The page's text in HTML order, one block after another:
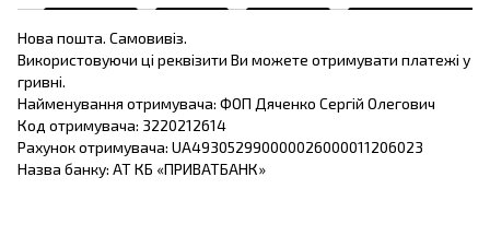
Нова пошта. Самовивіз.
Використовуючи ці реквізити Ви можете отримувати платежі у
гривні.
Найменування отримувача: ФОП Дяченко Сергій Олегович
Код отримувача: 3220212614
Рахунок отримувача: UA493052990000026000011206023
Назва банку: АТ КБ «ПРИВАТБАНК»